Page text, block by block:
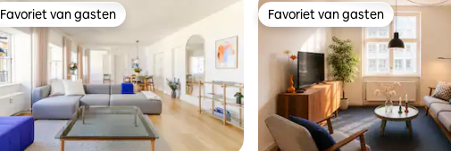
Favoriet van gasten
Favoriet van gasten Favoriet van gasten
Favoriet van gasten